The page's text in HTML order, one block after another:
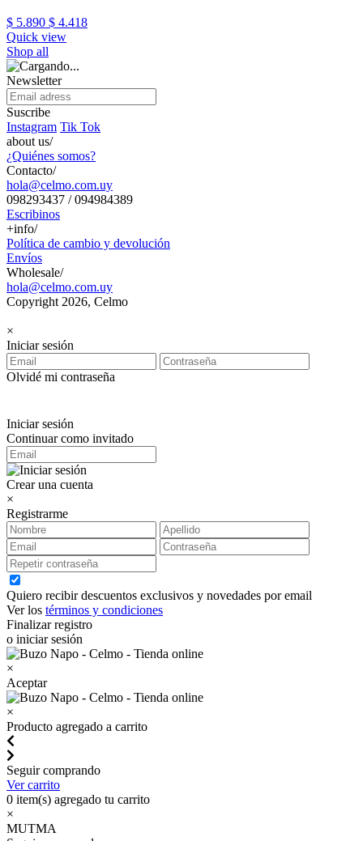
$ 5.890 $ 4.418
Quick view
Shop all
Newsletter
Suscribe
Instagram Tik Tok
about us/
¿Quiénes somos?
Contacto/
hola@celmo.com.uy
098293437 / 094984389
Escribinos
+info/
Política de cambio y devolución
Envíos
Wholesale/
hola@celmo.com.uy
Copyright 2026, Celmo
×
Iniciar sesión
Olvidé mi contraseña
Iniciar sesión
Continuar como invitado
Crear una cuenta
×
Registrarme
Quiero recibir descuentos exclusivos y novedades por email
Ver los términos y condiciones
Finalizar registro
o iniciar sesión
×
Aceptar
×
Producto agregado a carrito
Seguir comprando
Ver carrito
0 item(s) agregado tu carrito
×
MUTMA